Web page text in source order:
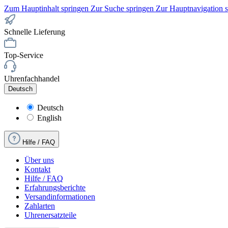
Zum Hauptinhalt springen Zur Suche springen Zur Hauptnavigation
Schnelle Lieferung
Top-Service
Uhrenfachhandel
Deutsch
Deutsch
English
Hilfe / FAQ
Über uns
Kontakt
Hilfe / FAQ
Erfahrungsberichte
Versandinformationen
Zahlarten
Uhrenersatzteile